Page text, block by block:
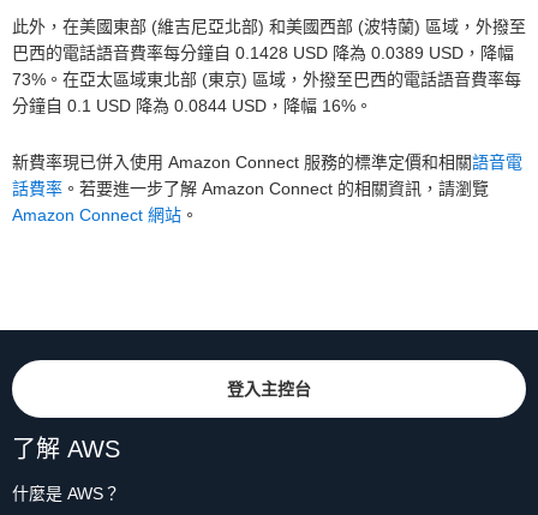
此外，在美國東部 (維吉尼亞北部) 和美國西部 (波特蘭) 區域，外撥至
巴西的電話語音費率每分鐘自 0.1428 USD 降為 0.0389 USD，降幅
73%。在亞太區域東北部 (東京) 區域，外撥至巴西的電話語音費率每
分鐘自 0.1 USD 降為 0.0844 USD，降幅 16%。
新費率現已併入使用 Amazon Connect 服務的標準定價和相關語音電
話費率 。若要進一步了解 Amazon Connect 的相關資訊，請瀏覽
Amazon Connect 網站 。
登入主控台
了解 AWS
什麼是 AWS？